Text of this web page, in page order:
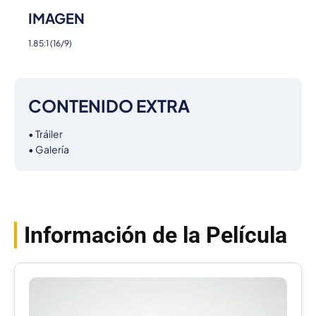
IMAGEN
1.85:1 (16/9)
CONTENIDO EXTRA
• Tráiler
• Galería
Información de la Película